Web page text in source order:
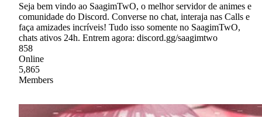
Seja bem vindo ao SaagimTwO, o melhor servidor de animes e
comunidade do Discord. Converse no chat, interaja nas Calls e
faça amizades incríveis! Tudo isso somente no SaagimTwO,
chats ativos 24h. Entrem agora: discord.gg/saagimtwo
858
Online
5,865
Members